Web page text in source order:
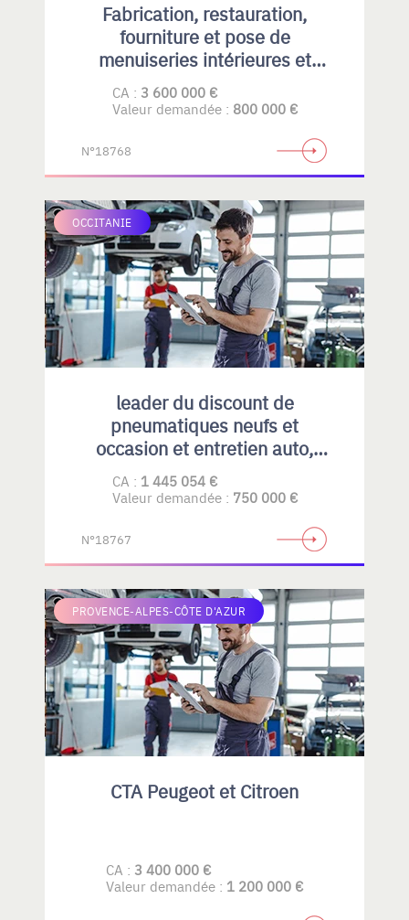
Fabrication, restauration,
fourniture et pose de
menuiseries intérieures et
extérieures , principalement en
bois
CA : 3 600 000 €
Valeur demandée : 800 000 €
N°18768
OCCITANIE
leader du discount de
pneumatiques neufs et
occasion et entretien auto,
emplacement idéal et fort
potentiel de développement
CA : 1 445 054 €
Valeur demandée : 750 000 €
N°18767
PROVENCE-ALPES-CÔTE D'AZUR
CTA Peugeot et Citroen
CA : 3 400 000 €
Valeur demandée : 1 200 000 €